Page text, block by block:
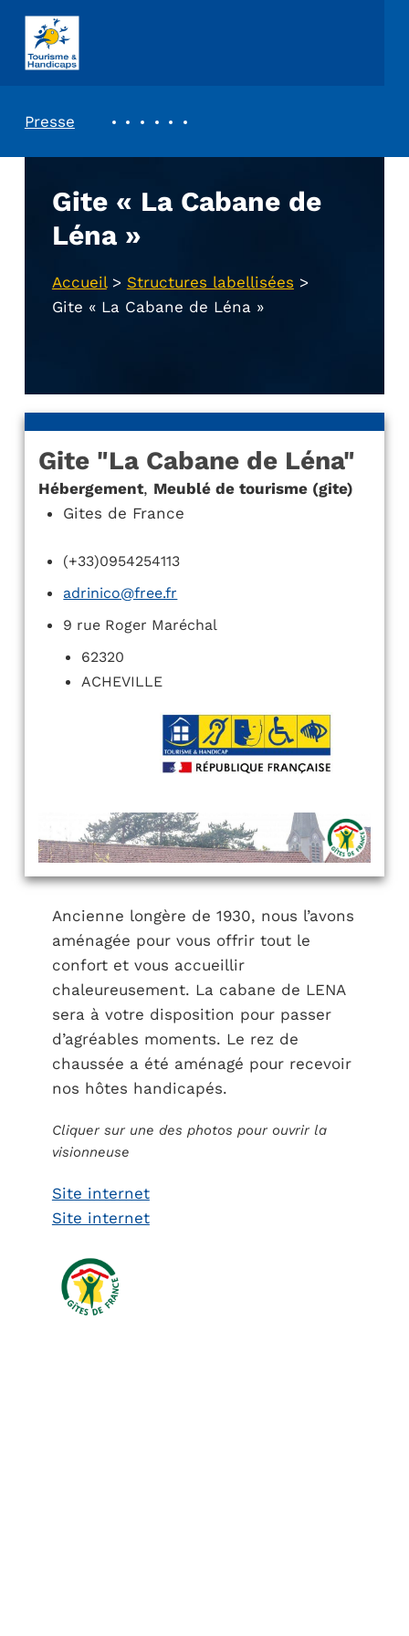
ASSOCIATION TOURISME ET HANDICAPS
Presse
Gite « La Cabane de
Léna »
Accueil> Structures labellisées >
Gite « La Cabane de Léna »
Gite "La Cabane de Léna"
Hébergement, Meublé de tourisme (gite)
Gites de France
(+33)0954254113
adrinico@free.fr
9 rue Roger Maréchal
62320
ACHEVILLE
Ancienne longère de 1930, nous l’avons
aménagée pour vous offrir tout le
confort et vous accueillir
chaleureusement. La cabane de LENA
sera à votre disposition pour passer
d’agréables moments. Le rez de
chaussée a été aménagé pour recevoir
nos hôtes handicapés.
Cliquer sur une des photos pour ouvrir la
visionneuse
Site internet
Site internet